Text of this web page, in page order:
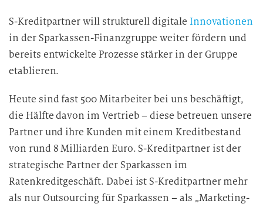
S-Kreditpartner will strukturell digitale Innovationen
in der Sparkassen-Finanzgruppe weiter fördern und
bereits entwickelte Prozesse stärker in der Gruppe
etablieren.
Heute sind fast 500 Mitarbeiter bei uns beschäftigt,
die Hälfte davon im Vertrieb – diese betreuen unsere
Partner und ihre Kunden mit einem Kreditbestand
von rund 8 Milliarden Euro. S-Kreditpartner ist der
strategische Partner der Sparkassen im
Ratenkreditgeschäft. Dabei ist S-Kreditpartner mehr
als nur Outsourcing für Sparkassen – als „Marketing-